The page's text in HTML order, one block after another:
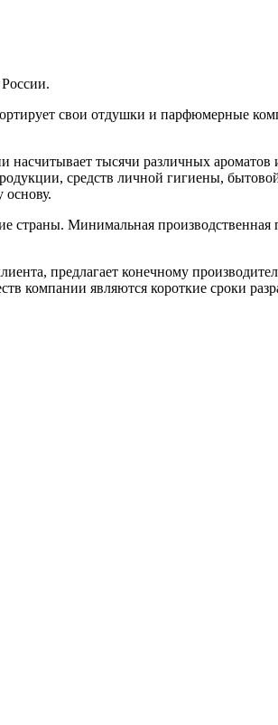
свои отдушки и парфюмерные
тысячи различных
средств личной гигиены,
основу.
страны. Минимальная
предлагает конечному
являются короткие сроки